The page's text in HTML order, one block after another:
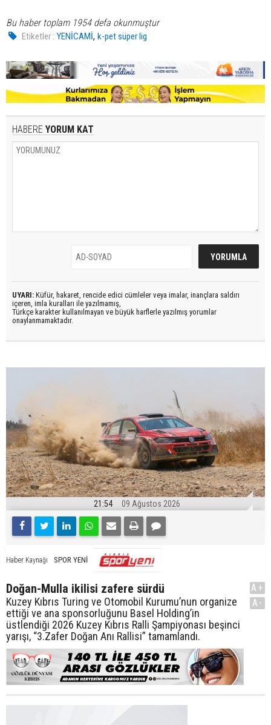
Bu haber toplam 1954 defa okunmuştur
Etiketler : YENİCAMİ,k-pet süper lig
HABERE YORUM KAT
UYARI: Küfür, hakaret, rencide edici cümleler veya imalar, inançlara saldırı
içeren, imla kuralları ile yazılmamış,
Türkçe karakter kullanılmayan ve büyük harflerle yazılmış yorumlar
onaylanmamaktadır.
21:54 09 Ağustos 2026
Haber Kaynağı SPOR YENİ
Doğan-Mulla ikilisi zafere sürdü
Kuzey Kıbrıs Turing ve Otomobil Kurumu’nun organize
ettiği ve ana sponsorluğunu Basel Holding’in
üstlendiği 2026 Kuzey Kıbrıs Ralli Şampiyonası beşinci
yarışı, “3.Zafer Doğan Anı Rallisi” tamamlandı.
A+
A-